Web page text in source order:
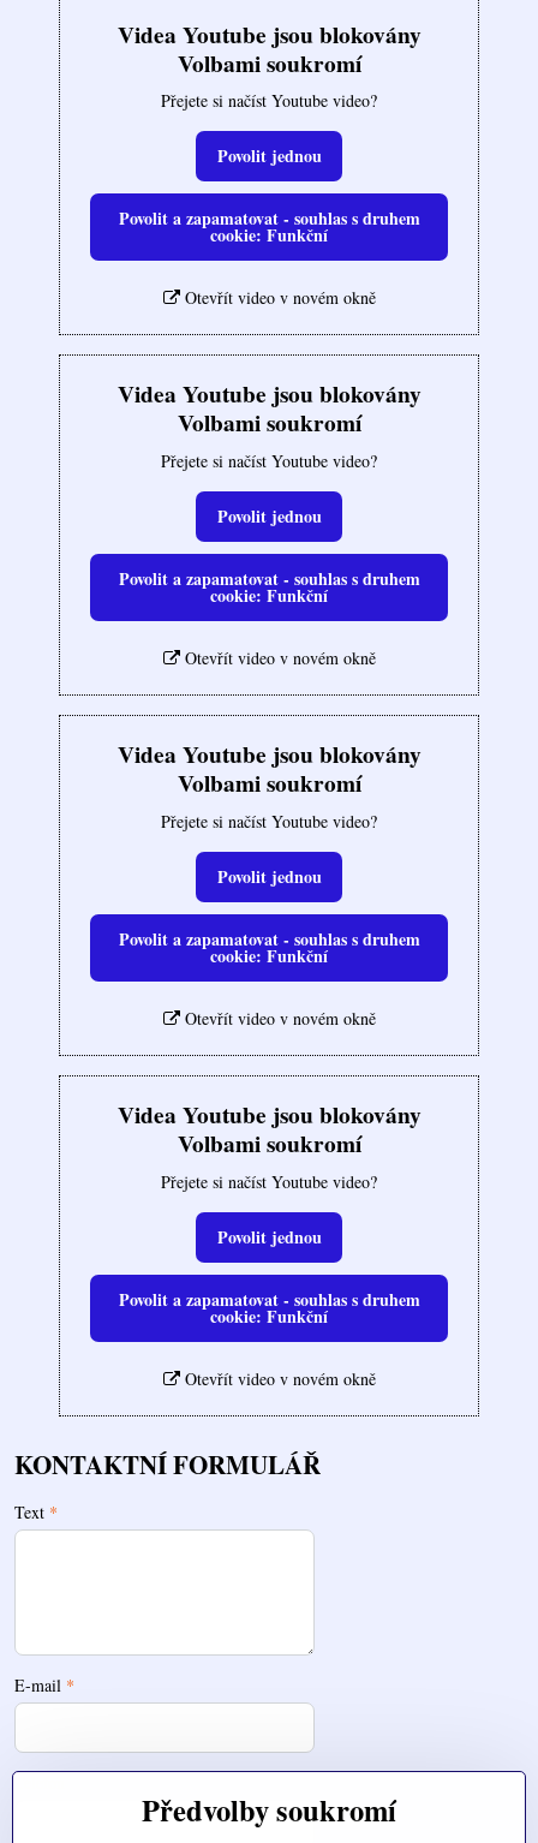
Videa Youtube jsou blokovány
Volbami soukromí
Přejete si načíst Youtube video?
Povolit jednou
Povolit a zapamatovat - souhlas s druhem
cookie: Funkční
Otevřít video v novém okně
Videa Youtube jsou blokovány
Volbami soukromí
Přejete si načíst Youtube video?
Povolit jednou
Povolit a zapamatovat - souhlas s druhem
cookie: Funkční
Otevřít video v novém okně
Videa Youtube jsou blokovány
Volbami soukromí
Přejete si načíst Youtube video?
Povolit jednou
Povolit a zapamatovat - souhlas s druhem
cookie: Funkční
Otevřít video v novém okně
Videa Youtube jsou blokovány
Volbami soukromí
Přejete si načíst Youtube video?
Povolit jednou
Povolit a zapamatovat - souhlas s druhem
cookie: Funkční
Otevřít video v novém okně
KONTAKTNÍ FORMULÁŘ
Text *
E-mail *
Předvolby soukromí